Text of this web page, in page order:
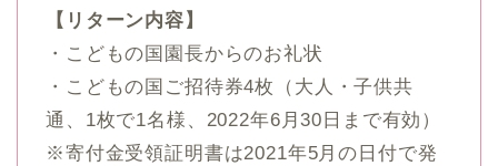
【リターン内容】
・こどもの国園長からのお礼状
・こどもの国ご招待券4枚（大人・子供共
通、1枚で1名様、2022年6月30日まで有効）
※寄付金受領証明書は2021年5月の日付で発